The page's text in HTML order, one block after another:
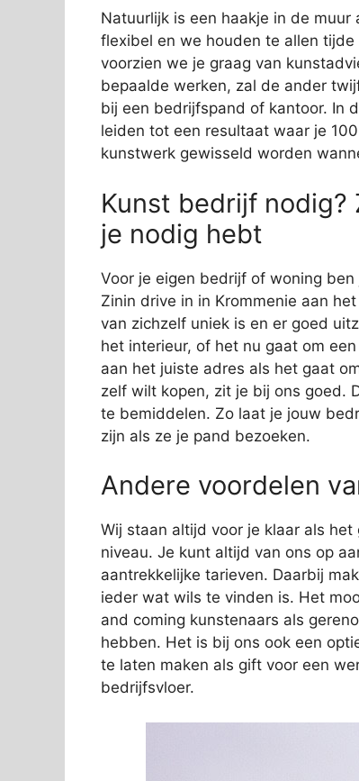
Natuurlijk is een haakje in de
flexibel en we houden te allen
voorzien we je graag van
bepaalde werken, zal de ander
bij een bedrijfspand of kantoor. In
leiden tot een resultaat waar je
kunstwerk gewisseld worden
Kunst bedrijf nodig?
je nodig hebt
Voor je eigen bedrijf of woning
Zinin drive in in Krommenie aan
van zichzelf uniek is en er goed
het interieur, of het nu gaat om
aan het juiste adres als het gaat
zelf wilt kopen, zit je bij ons goed.
te bemiddelen. Zo laat je jouw
zijn als ze je pand bezoeken.
Andere voordelen
Wij staan altijd voor je klaar als
niveau. Je kunt altijd van ons op
aantrekkelijke tarieven. Daarbij
ieder wat wils te vinden is. Het
and coming kunstenaars als
hebben. Het is bij ons ook een
te laten maken als gift voor een
bedrijfsvloer.